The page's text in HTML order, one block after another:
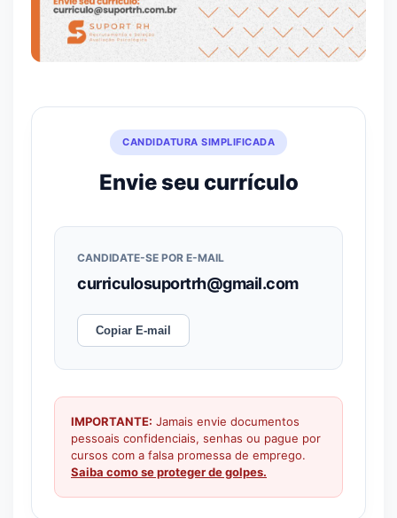
CANDIDATURA SIMPLIFICADA
Envie seu currículo
CANDIDATE-SE POR E-MAIL
curriculosuportrh@gmail.com
Copiar E-mail
IMPORTANTE: Jamais envie documentos
pessoais confidenciais, senhas ou pague por
cursos com a falsa promessa de emprego.
Saiba como se proteger de golpes.